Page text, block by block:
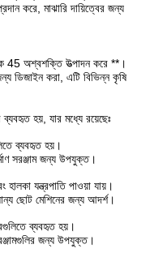
করে, মাঝারি দায়িত্বের জন্য
45 অশ্বশক্তি উত্পাদন করে **।
ডিজাইন করা, এটি বিভিন্ন কৃষি
ব্যবহৃত হয়, যার মধ্যে রয়েছেঃ
ব্যবহৃত হয়।
সরঞ্জাম জন্য উপযুক্ত।
হালকা যন্ত্রপাতি পাওয়া যায়।
ছোট মেশিনের জন্য আদর্শ।
ব্যবহৃত হয়।
জন্য উপযুক্ত।